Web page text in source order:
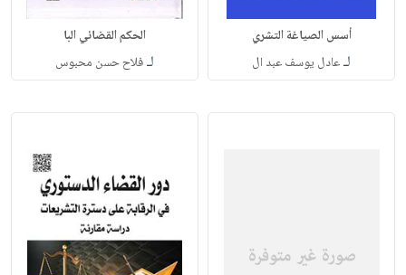
أسس الصياغة التشري
لـعادل يوسف عبد ال
الحكم القضائي البا
لـفلاح حسن محبوس